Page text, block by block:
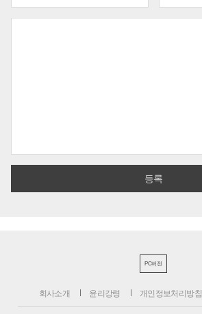
PC버전
회사소개 윤리강령 개인정보처리방침